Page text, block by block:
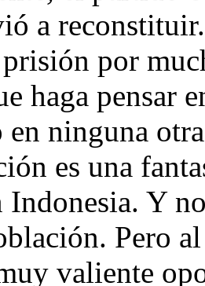
a
por
haga pensar
en ninguna
es una
Y
Pero
valiente